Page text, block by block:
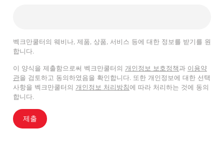
벡크만쿨터의 웨비나, 제품, 상품, 서비스 등에 대한 정보를 받기를 원
합니다.
이 양식을 제출함으로써 벡크만쿨터의 개인정보 보호정책 과 이용약
관을 검토하고 동의하였음을 확인합니다. 또한 개인정보에 대한 선택
사항을 벡크만쿨터의 개인정보 처리방침에 따라 처리하는 것에 동의
합니다.
제출